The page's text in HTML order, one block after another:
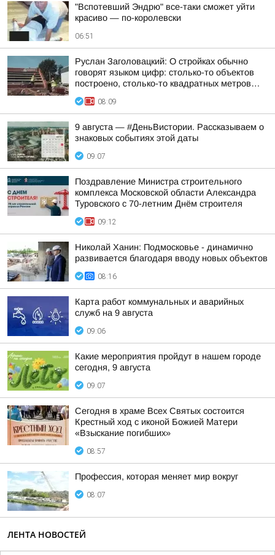
"Вспотевший Эндрю" все-таки сможет уйти
красиво — по-королевски
06:51
Руслан Заголовацкий: О стройках обычно
говорят языком цифр: столько-то объектов
построено, столько-то квадратных метров…
08:09
9 августа — #ДеньВистории. Рассказываем о
знаковых событиях этой даты
09:07
Поздравление Министра строительного
комплекса Московской области Александра
Туровского с 70-летним Днём строителя
09:12
Николай Ханин: Подмосковье - динамично
развивается благодаря вводу новых объектов
08:16
Карта работ коммунальных и аварийных
служб на 9 августа
09:06
Какие мероприятия пройдут в нашем городе
сегодня, 9 августа
09:07
Сегодня в храме Всех Святых состоится
Крестный ход с иконой Божией Матери
«Взыскание погибших»
08:57
Профессия, которая меняет мир вокруг
08:07
ЛЕНТА НОВОСТЕЙ